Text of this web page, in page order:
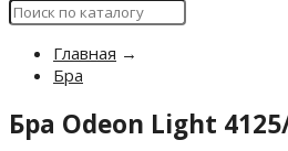
Главная →
Бра
Бра Odeon Light